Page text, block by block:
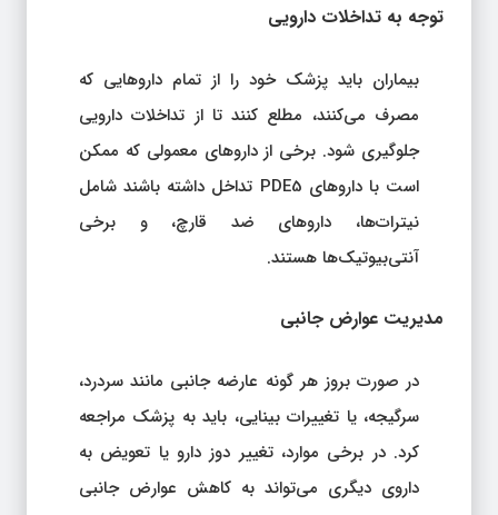
توجه به تداخلات دارویی
بیماران باید پزشک خود را از تمام داروهایی که
مصرف می‌کنند، مطلع کنند تا از تداخلات دارویی
جلوگیری شود. برخی از داروهای معمولی که ممکن
است با داروهای PDE5 تداخل داشته باشند شامل
نیترات‌ها، داروهای ضد قارچ، و برخی
آنتی‌بیوتیک‌ها هستند.
مدیریت عوارض جانبی
در صورت بروز هر گونه عارضه جانبی مانند سردرد،
سرگیجه، یا تغییرات بینایی، باید به پزشک مراجعه
کرد. در برخی موارد، تغییر دوز دارو یا تعویض به
داروی دیگری می‌تواند به کاهش عوارض جانبی